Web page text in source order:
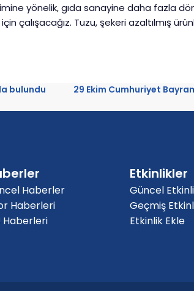
yönelik, gıda sanayine daha fazla
çalışacağız. Tuzu, şekeri azaltılmış
bulundu 29 Ekim Cumhuriyet
Haberler
Haberleri
Haberleri
Etkinlikler
Güncel
Geçmiş
Etkinlik Ekle